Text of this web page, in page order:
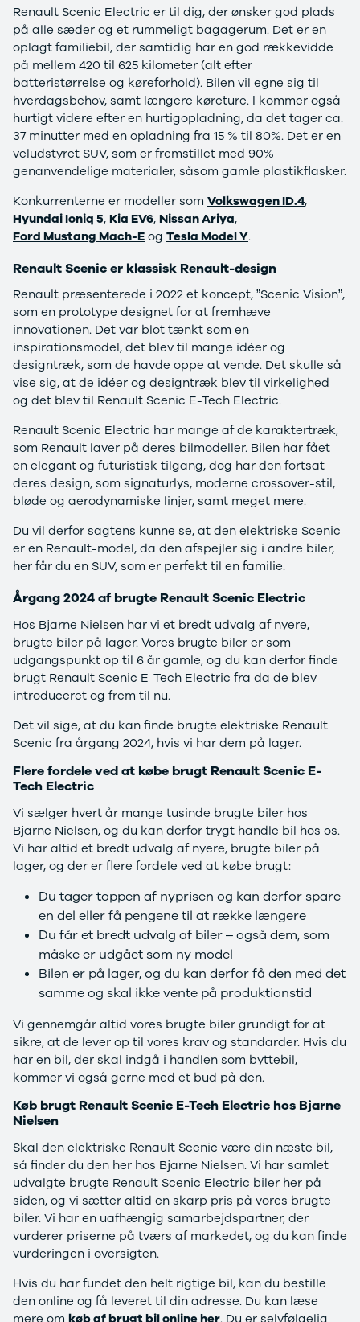
Privatleasing
Tilbud
Renault
Twingo
Electric
Modeller
Anmeldelser
Privatleasing
Tilbud
5 Electric
Anmeldelser
Privatleasing
Tilbud
Modeller
Anmeldelser
Privatleasing
Tilbud
Megane
Electric
Anmeldelser
Privatleasing
Scenic
Electric
Modeller
Anmeldelser
Privatleasing
Tilbud
Zeekr
X
Modeller
Anmeldelser
Tilbud
7GT
Modeller
Anmeldelser
Privatleasing
Tilbud
7X
Modeller
Anmeldelser
Privatleasing
Tilbud
001
Modeller
Anmeldelser
Privatleasing
Tilbud
Polestar
2
Modeller
Anmeldelser
Privatleasing
Tilbud
Modeller
Anmeldelser
Privatleasing
4
Modeller
Anmeldelser
Privatleasing
Tilbud
5
Modeller
Anmeldelser
Privatleasing
Tilbud
Mazda
6e
Modeller
Puma
S-Max
Ranger
Ranger
Raptor
Transit
Courier
Transit
Connect
Transit
Transit 350
L2 Van
Transit 350
Transit 350
L3 Chassis
Transit 350
L4 Chassis
E-Transit 350
L2 Van
E-Transit 350
L3 Van
Custom 320S
Tourneo
Custom 340L
Honda
Se alle Honda
Jazz
Civic
Accord
CR-V
Hyundai
Hyundai
Elbil
Ioniq
Ioniq 5
Ioniq 6
Kona
i10
i20
i30
Santa Fe
Iveco
Se alle Iveco
Daily
Se alle Kia
Elbil
SUV
Stationcar
EV3
EV4
EV6
EV9
Niro
e-Niro
Picanto
Rio
Sorento
Sportage
Stonic
Venga
XCeed
ProCeed
Land Rover
Se alle Land
Rover
Range Rover
Sport
Renault Scenic Electric er til dig, der ønsker god plads
på alle sæder og et rummeligt bagagerum. Det er en
oplagt familiebil, der samtidig har en god rækkevidde
på mellem 420 til 625 kilometer (alt efter
batteristørrelse og køreforhold). Bilen vil egne sig til
hverdagsbehov, samt længere køreture. I kommer også
hurtigt videre efter en hurtigopladning, da det tager ca.
37 minutter med en opladning fra 15 % til 80%. Det er en
veludstyret SUV, som er fremstillet med 90%
genanvendelige materialer, såsom gamle plastikflasker.
Konkurrenterne er modeller som Volkswagen ID.4,
Hyundai Ioniq 5, Kia EV6, Nissan Ariya,
Ford Mustang Mach-E og Tesla Model Y.
Renault Scenic er klassisk Renault-design
Renault præsenterede i 2022 et koncept, ”Scenic Vision”,
som en prototype designet for at fremhæve
innovationen. Det var blot tænkt som en
inspirationsmodel, det blev til mange idéer og
designtræk, som de havde oppe at vende. Det skulle så
vise sig, at de idéer og designtræk blev til virkelighed
og det blev til Renault Scenic E-Tech Electric.
Renault Scenic Electric har mange af de karaktertræk,
som Renault laver på deres bilmodeller. Bilen har fået
en elegant og futuristisk tilgang, dog har den fortsat
deres design, som signaturlys, moderne crossover-stil,
bløde og aerodynamiske linjer, samt meget mere.
Du vil derfor sagtens kunne se, at den elektriske Scenic
er en Renault-model, da den afspejler sig i andre biler,
her får du en SUV, som er perfekt til en familie.
Årgang 2024 af brugte Renault Scenic Electric
Hos Bjarne Nielsen har vi et bredt udvalg af nyere,
brugte biler på lager. Vores brugte biler er som
udgangspunkt op til 6 år gamle, og du kan derfor finde
brugt Renault Scenic E-Tech Electric fra da de blev
introduceret og frem til nu.
Det vil sige, at du kan finde brugte elektriske Renault
Scenic fra årgang 2024, hvis vi har dem på lager.
Flere fordele ved at købe brugt Renault Scenic E-
Tech Electric
Vi sælger hvert år mange tusinde brugte biler hos
Bjarne Nielsen, og du kan derfor trygt handle bil hos os.
Vi har altid et bredt udvalg af nyere, brugte biler på
lager, og der er flere fordele ved at købe brugt:
Du tager toppen af nyprisen og kan derfor spare
en del eller få pengene til at række længere
Du får et bredt udvalg af biler – også dem, som
måske er udgået som ny model
Bilen er på lager, og du kan derfor få den med det
samme og skal ikke vente på produktionstid
Vi gennemgår altid vores brugte biler grundigt for at
sikre, at de lever op til vores krav og standarder. Hvis du
har en bil, der skal indgå i handlen som byttebil,
kommer vi også gerne med et bud på den.
Køb brugt Renault Scenic E-Tech Electric hos Bjarne
Nielsen
Skal den elektriske Renault Scenic være din næste bil,
så finder du den her hos Bjarne Nielsen. Vi har samlet
udvalgte brugte Renault Scenic Electric biler her på
siden, og vi sætter altid en skarp pris på vores brugte
biler. Vi har en uafhængig samarbejdspartner, der
vurderer priserne på tværs af markedet, og du kan finde
vurderingen i oversigten.
Hvis du har fundet den helt rigtige bil, kan du bestille
den online og få leveret til din adresse. Du kan læse
mere om køb af brugt bil online her. Du er selvfølgelig